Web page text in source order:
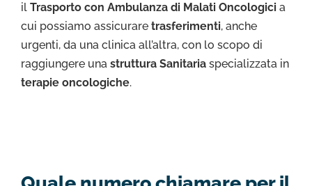
il Trasporto con Ambulanza di Malati Oncologici a
cui possiamo assicurare trasferimenti, anche
urgenti, da una clinica all’altra, con lo scopo di
raggiungere una struttura Sanitaria specializzata in
terapie oncologiche.